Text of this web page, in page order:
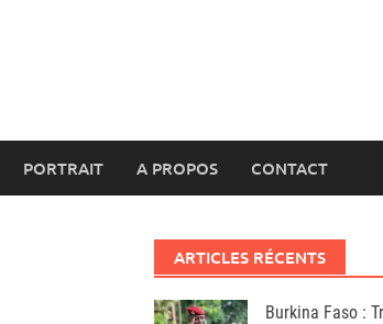
PORTRAIT A PROPOS CONTACT
ARTICLES RÉCENTS
Burkina Faso :